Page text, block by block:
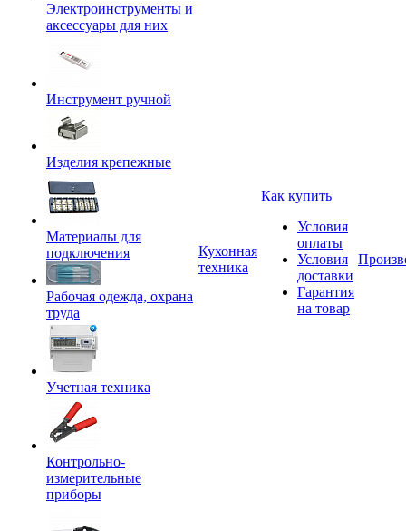
Электроинструменты и
аксессуары для них
Инструмент ручной
Изделия крепежные
Материалы для
подключения
Рабочая одежда, охрана
труда
Учетная техника
Контрольно-
измерительные
приборы
Кухонная
техника
Как купить
Условия
оплаты
Условия
доставки
Гарантия
на товар